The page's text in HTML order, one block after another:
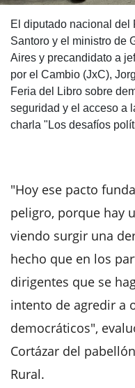
El diputado nacional del
Santoro y el ministro de
Aires y precandidato a
por el Cambio (JxC),
Feria del Libro sobre
seguridad y el acceso a
charla "Los desafíos
"Hoy ese pacto
peligro, porque hay
viendo surgir una
hecho que en los
dirigentes que se
intento de agredir a
democráticos",
Cortázar del
Rural.